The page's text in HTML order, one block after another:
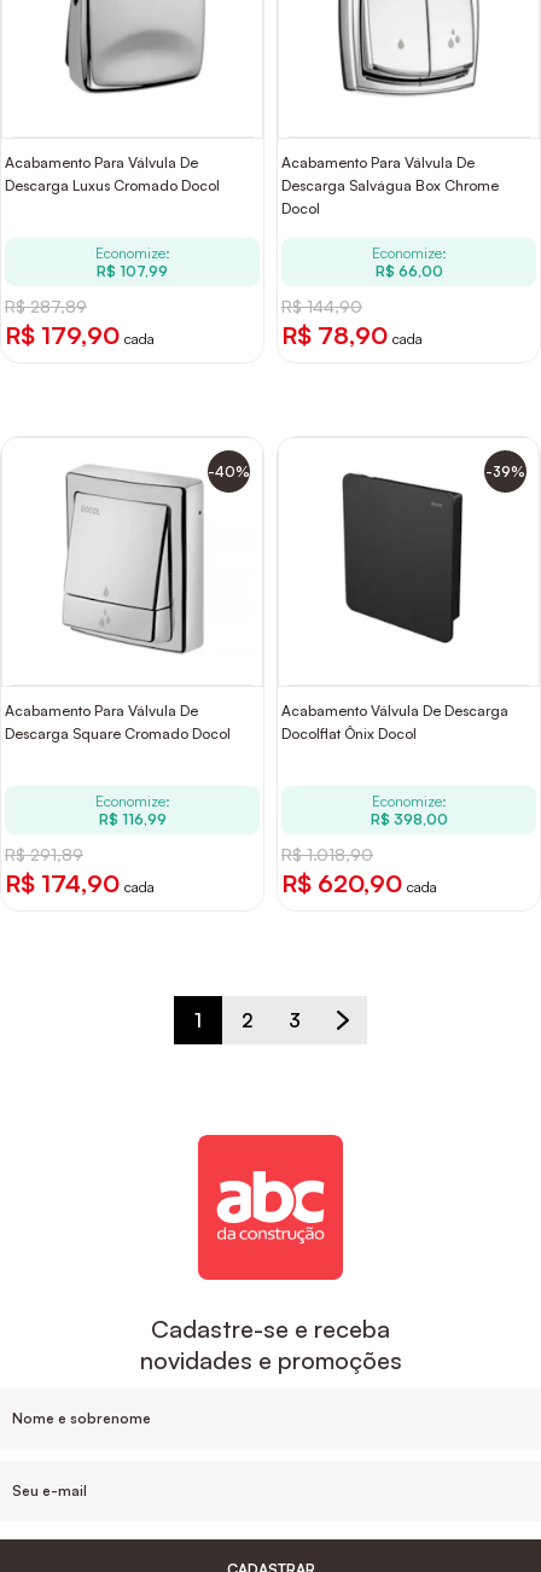
Acabamento Para Válvula De
Descarga Luxus Cromado Docol
Economize:
R$ 107,99
R$ 287,89
R$ 179,90 cada
Acabamento Para Válvula De
Descarga Salvágua Box Chrome
Docol
Economize:
R$ 66,00
R$ 144,90
R$ 78,90 cada
-40%
Acabamento Para Válvula De
Descarga Square Cromado Docol
Economize:
R$ 116,99
R$ 291,89
R$ 174,90 cada
-39%
Acabamento Válvula De Descarga
Docolflat Ônix Docol
Economize:
R$ 398,00
R$ 1.018,90
R$ 620,90 cada
1 2 3
Cadastre-se e receba
novidades e promoções